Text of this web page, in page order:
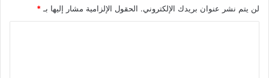
لن يتم نشر عنوان بريدك الإلكتروني. الحقول الإلزامية مشار إليها بـ *